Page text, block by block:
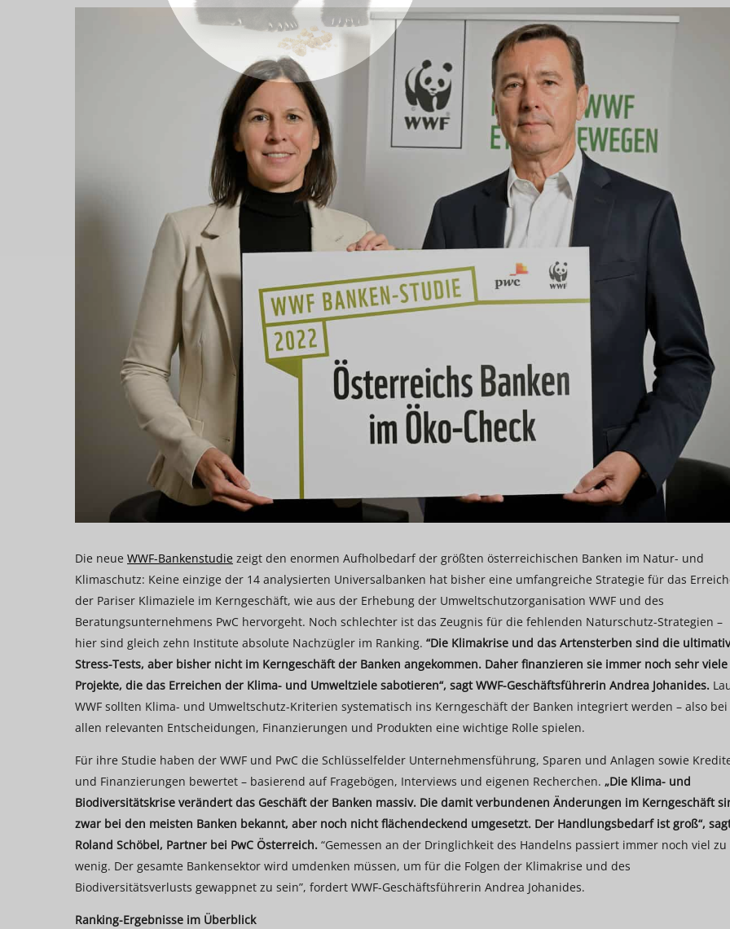
Die neue WWF-Bankenstudie zeigt den enormen Aufholbedarf der größten österreichischen Banken im Natur- und
Klimaschutz: Keine einzige der 14 analysierten Universalbanken hat bisher eine umfangreiche Strategie für das
der Pariser Klimaziele im Kerngeschäft, wie aus der Erhebung der Umweltschutzorganisation WWF und des
Beratungsunternehmens PwC hervorgeht. Noch schlechter ist das Zeugnis für die fehlenden Naturschutz-Strategien –
hier sind gleich zehn Institute absolute Nachzügler im Ranking. “Die Klimakrise und das Artensterben sind die
Stress-Tests, aber bisher nicht im Kerngeschäft der Banken angekommen. Daher finanzieren sie immer noch sehr viele
Projekte, die das Erreichen der Klima- und Umweltziele sabotieren“, sagt WWF-Geschäftsführerin Andrea Johanides.
WWF sollten Klima- und Umweltschutz-Kriterien systematisch ins Kerngeschäft der Banken integriert werden – also bei
allen relevanten Entscheidungen, Finanzierungen und Produkten eine wichtige Rolle spielen.
Für ihre Studie haben der WWF und PwC die Schlüsselfelder Unternehmensführung, Sparen und Anlagen sowie
und Finanzierungen bewertet – basierend auf Fragebögen, Interviews und eigenen Recherchen. „Die Klima- und
Biodiversitätskrise verändert das Geschäft der Banken massiv. Die damit verbundenen Änderungen im Kerngeschäft
zwar bei den meisten Banken bekannt, aber noch nicht flächendeckend umgesetzt. Der Handlungsbedarf ist groß“,
Roland Schöbel, Partner bei PwC Österreich. “Gemessen an der Dringlichkeit des Handelns passiert immer noch viel zu
wenig. Der gesamte Bankensektor wird umdenken müssen, um für die Folgen der Klimakrise und des
Biodiversitätsverlusts gewappnet zu sein”, fordert WWF-Geschäftsführerin Andrea Johanides.
Ranking-Ergebnisse im Überblick